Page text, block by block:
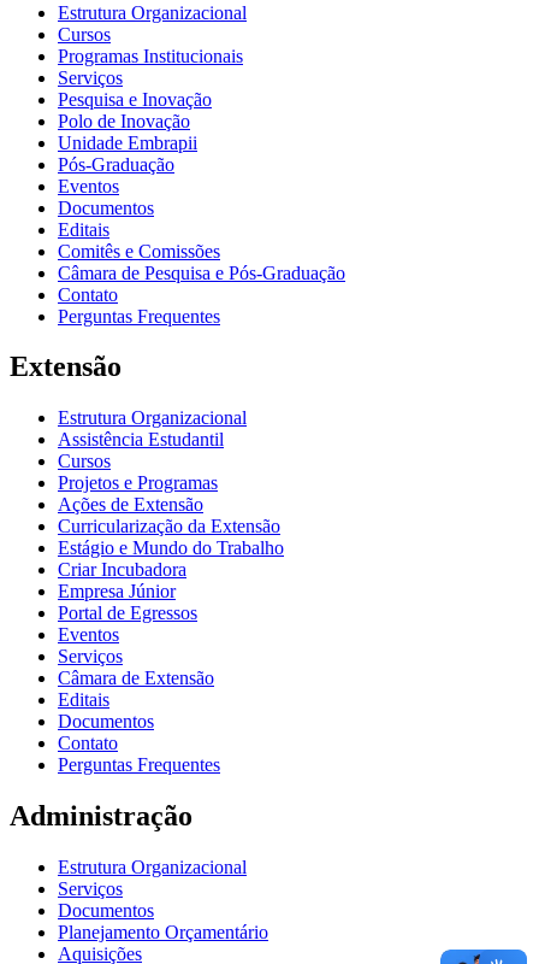
Estrutura Organizacional
Cursos
Programas Institucionais
Serviços
Pesquisa e Inovação
Polo de Inovação
Unidade Embrapii
Pós-Graduação
Eventos
Documentos
Editais
Comitês e Comissões
Câmara de Pesquisa e Pós-Graduação
Contato
Perguntas Frequentes
Extensão
Estrutura Organizacional
Assistência Estudantil
Cursos
Projetos e Programas
Ações de Extensão
Curricularização da Extensão
Estágio e Mundo do Trabalho
Criar Incubadora
Empresa Júnior
Portal de Egressos
Eventos
Serviços
Câmara de Extensão
Editais
Documentos
Contato
Perguntas Frequentes
Administração
Estrutura Organizacional
Serviços
Documentos
Planejamento Orçamentário
Aquisições